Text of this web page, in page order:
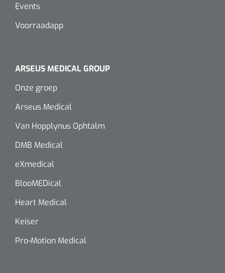
Events
Voorraadapp
ARSEUS MEDICAL GROUP
Onze groep
Arseus Medical
Van Hopplynus Ophtalm
DMB Medical
eXmedical
BlooMEDical
Heart Medical
Keiser
Pro-Motion Medical